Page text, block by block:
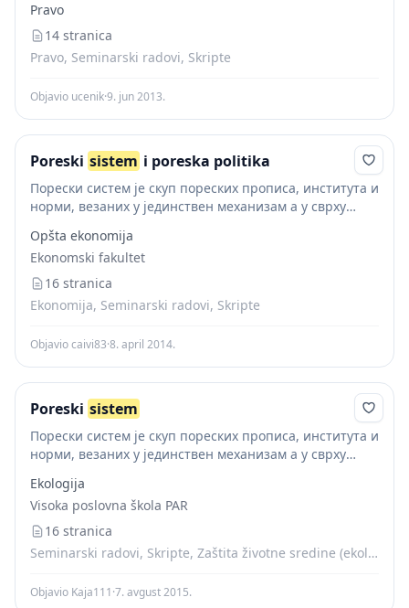
систем је укључен велики број пореских облика који...
Pravo
14 stranica
Pravo, Seminarski radovi, Skripte
Objavio ucenik·9. jun 2013.
Poreski sistem i poreska politika
Порески систем је скуп пореских прописа, института и
норми, везаних у јединствен механизам а у сврху
систем је укључен велики број пореских облика који...
Opšta ekonomija
Ekonomski fakultet
16 stranica
Ekonomija, Seminarski radovi, Skripte
Objavio caivi83·8. april 2014.
Poreski sistem
Порески систем је скуп пореских прописа, института и
норми, везаних у јединствен механизам а у сврху
систем је укључен велики број пореских облика који...
Ekologija
Visoka poslovna škola PAR
16 stranica
Seminarski radovi, Skripte, Zaštita životne sredine (ekologija)
Objavio Kaja111·7. avgust 2015.